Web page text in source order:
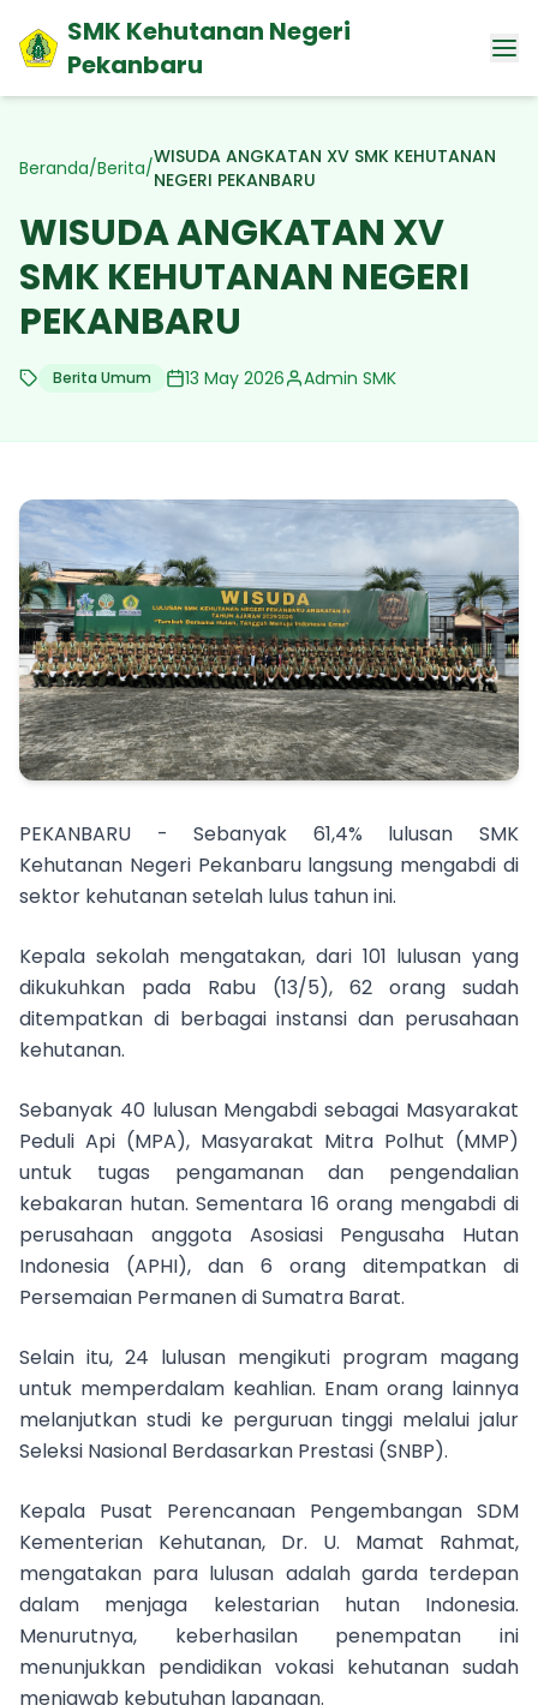
SMK Kehutanan Negeri
Pekanbaru
Beranda/Berita/WISUDA ANGKATAN XV SMK KEHUTANAN
NEGERI PEKANBARU
WISUDA ANGKATAN XV
SMK KEHUTANAN NEGERI
PEKANBARU
Berita Umum 13 May 2026 Admin SMK
PEKANBARU - Sebanyak 61,4% lulusan SMK
Kehutanan Negeri Pekanbaru langsung mengabdi di
sektor kehutanan setelah lulus tahun ini.
Kepala sekolah mengatakan, dari 101 lulusan yang
dikukuhkan pada Rabu (13/5), 62 orang sudah
ditempatkan di berbagai instansi dan perusahaan
kehutanan.
Sebanyak 40 lulusan Mengabdi sebagai Masyarakat
Peduli Api (MPA), Masyarakat Mitra Polhut (MMP)
untuk tugas pengamanan dan pengendalian
kebakaran hutan. Sementara 16 orang mengabdi di
perusahaan anggota Asosiasi Pengusaha Hutan
Indonesia (APHI), dan 6 orang ditempatkan di
Persemaian Permanen di Sumatra Barat.
Selain itu, 24 lulusan mengikuti program magang
untuk memperdalam keahlian. Enam orang lainnya
melanjutkan studi ke perguruan tinggi melalui jalur
Seleksi Nasional Berdasarkan Prestasi (SNBP).
Kepala Pusat Perencanaan Pengembangan SDM
Kementerian Kehutanan, Dr. U. Mamat Rahmat,
mengatakan para lulusan adalah garda terdepan
dalam menjaga kelestarian hutan Indonesia.
Menurutnya, keberhasilan penempatan ini
menunjukkan pendidikan vokasi kehutanan sudah
menjawab kebutuhan lapangan.